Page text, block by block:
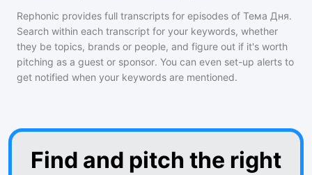
Rephonic provides full transcripts for episodes of Тема Дня.
Search within each transcript for your keywords, whether
they be topics, brands or people, and figure out if it's worth
pitching as a guest or sponsor. You can even set-up alerts to
get notified when your keywords are mentioned.
Find and pitch the right